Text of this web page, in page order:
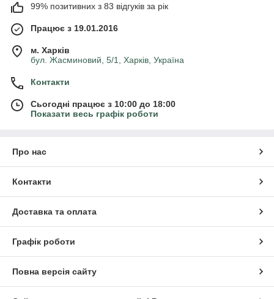
99% позитивних з 83 відгуків за рік
Працює з 19.01.2016
м. Харків
бул. Жасминовий, 5/1, Харків, Україна
Контакти
Сьогодні працює з 10:00 до 18:00
Показати весь графік роботи
Про нас
Контакти
Доставка та оплата
Графік роботи
Повна версія сайту